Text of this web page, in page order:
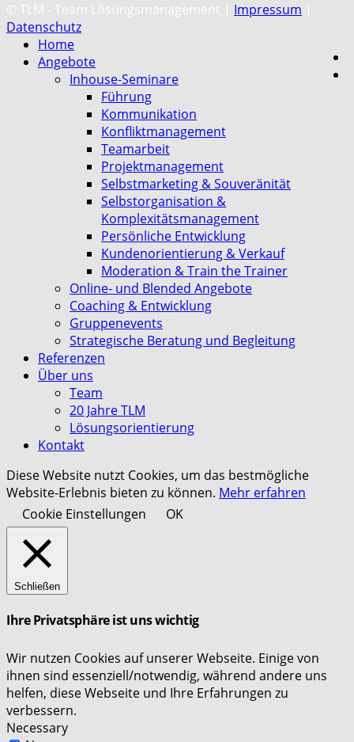
© TLM - Team Lösungsmanagement | Impressum |
Datenschutz
Home
Angebote
Inhouse-Seminare
Führung
Kommunikation
Konfliktmanagement
Teamarbeit
Projektmanagement
Selbstmarketing & Souveränität
Selbstorganisation &
Komplexitätsmanagement
Persönliche Entwicklung
Kundenorientierung & Verkauf
Moderation & Train the Trainer
Online- und Blended Angebote
Coaching & Entwicklung
Gruppenevents
Strategische Beratung und Begleitung
Referenzen
Über uns
Team
20 Jahre TLM
Lösungsorientierung
Kontakt
Diese Website nutzt Cookies, um das bestmögliche
Website-Erlebnis bieten zu können. Mehr erfahren
Cookie Einstellungen
OK
Schließen
Ihre Privatsphäre ist uns wichtig
Wir nutzen Cookies auf unserer Webseite. Einige von
ihnen sind essenziell/notwendig, während andere uns
helfen, diese Webseite und Ihre Erfahrungen zu
verbessern.
Necessary